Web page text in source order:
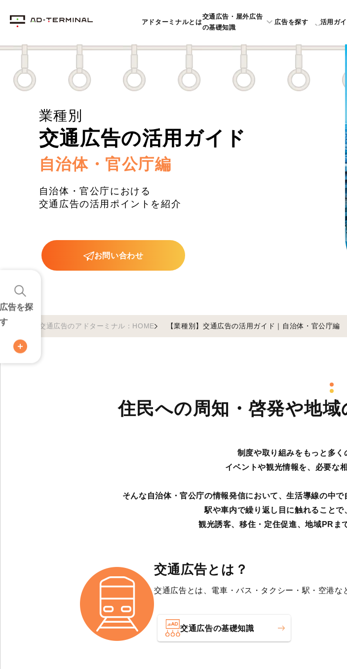
広告を探
す
アドターミナルとは
交通広告・屋外広告
の基礎知識
広告を探す 活用ガ
業種別
交通広告の活用ガイド
自治体・官公庁編
自治体・官公庁における
交通広告の活用ポイントを紹介
お問い合わせ
交通広告のアドターミナル：HOME 【業種別】交通広告の活用ガイド｜自治体・官公庁編
住民への周知・啓発や地
制度や取り組みをもっと多く
イベントや観光情報を、必要な
そんな自治体・官公庁の情報発信において、生活導線の中
駅や車内で繰り返し目に触れることで
観光誘客、移住・定住促進、地域PRま
交通広告とは？
交通広告とは、電車・バス・タクシー・駅・空港な
交通広告の基礎知識